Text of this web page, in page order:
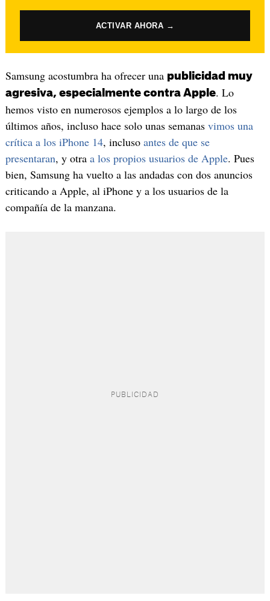
ACTIVAR AHORA →
Samsung acostumbra ha ofrecer una publicidad muy
agresiva, especialmente contra Apple. Lo
hemos visto en numerosos ejemplos a lo largo de los
últimos años, incluso hace solo unas semanas vimos una
crítica a los iPhone 14, incluso antes de que se
presentaran, y otra a los propios usuarios de Apple. Pues
bien, Samsung ha vuelto a las andadas con dos anuncios
criticando a Apple, al iPhone y a los usuarios de la
compañía de la manzana.